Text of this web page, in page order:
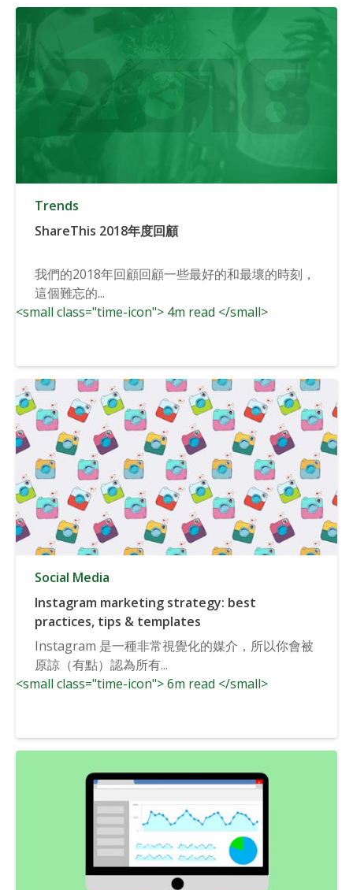
Trends
ShareThis 2018年度回顧
我們的2018年回顧回顧一些最好的和最壞的時刻，
這個難忘的...
<small class="time-icon"> 4m read </small>
Social Media
Instagram marketing strategy: best
practices, tips & templates
Instagram 是一種非常視覺化的媒介，所以你會被
原諒（有點）認為所有...
<small class="time-icon"> 6m read </small>